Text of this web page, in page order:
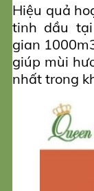
Hiệu quả
tinh dầu
gian
giúp mùi
nhất trong